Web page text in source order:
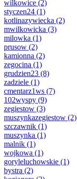
wilkowice (2)
styczen24 (1)
kotlinazywiecka (2)
mwilkowicka (3)
milowka (1)
prusow (2)
kamionna (2)
zegocina (1)
grudzien23 (8)
zadziele (1)
cmentarz1ws (7)
102wyspy (9)
zegiestow (3)
muszynkazegiestow (2)
szczawnik (1)
muszynka (1)
malnik (1)
wojkowa (1)
goryleluchowskie (1)
bystra (2)